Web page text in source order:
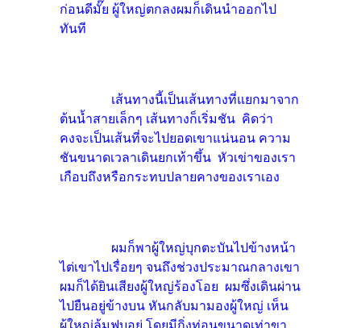
ก่อนดีมั๊ย ผู้ใหญ่ตกลงผมก็เดินนำออกไป
ทันที
เส้นทางนี้เป็นเส้นทางที่แยกมาจาก
ต้นน้ำสายเล็กๆ เส้นทางก็เริ่มชัน คิดว่า
คงจะเป็นเส้นที่จะไปยอดเขาแน่นอน ความ
ชันขนาดเวลาเดินยกเท้าขึ้น หัวเข่าของเรา
เกือบถึงหรือกระทบปลายคางของเราเอง
ผมก็พาผู้ใหญ่บุกตะบันไปข้างหน้า
ไต่เขาไปเรื่อยๆ จนถึงช่วงประมาณกลางเขา
ผมก็ได้ยินเสียงผู้ใหญ่ร้องโอย ผมซึ่งเดินผ่าน
ไปยืนอยู่ข้างบน หันกลับมามองผู้ใหญ่ เห็น
ผู้ใหญ่ล้มฟุบอยู่ โดยมีกิ่งท่อนขนาดเท่าขา